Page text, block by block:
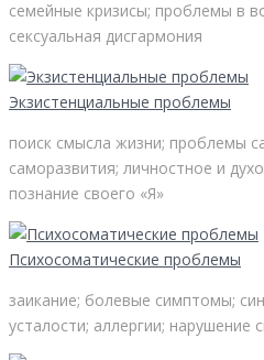
семейные кризисы; проблемы в
сексуальная дисгармония
Экзистенциальные проблемы
поиск смысла жизни; проблемы
саморазвития; личностное и
познание своего «Я»
Психосоматические проблемы
заикание; болевые симптомы;
усталости; аллергии; нарушение